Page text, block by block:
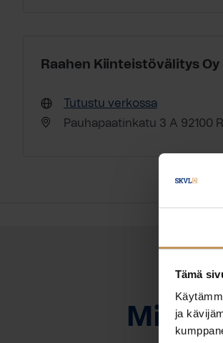
Tämä
ja
Raahen Kiinteistövälitys Oy
Tutustu verkossa
Pauhapaatinkatu 3 A 92100
Miten